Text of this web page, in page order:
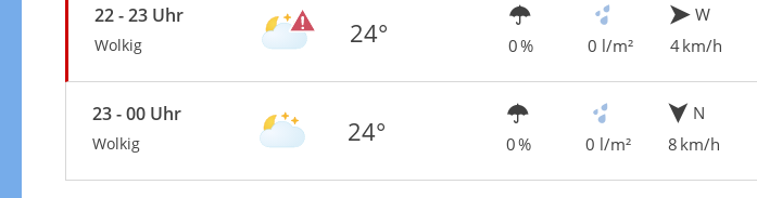
22 - 23 Uhr
Wolkig 24° 0 % 0 l/m²
W
4 km/h
23 - 00 Uhr
Wolkig 24° 0 % 0 l/m²
N
8 km/h